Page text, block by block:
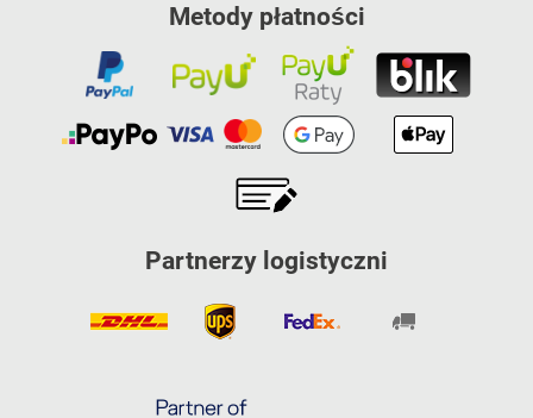
Metody płatności
Partnerzy logistyczni